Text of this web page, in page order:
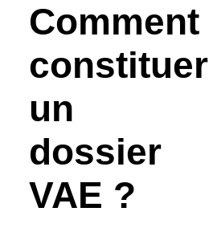
Comment
constituer
un
dossier
VAE ?